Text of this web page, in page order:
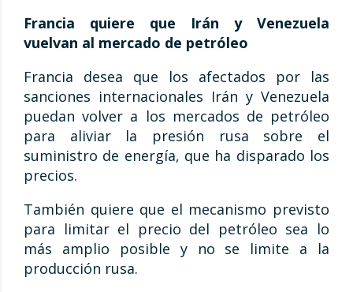
Francia quiere que Irán y Venezuela
vuelvan al mercado de petróleo
Francia desea que los afectados por las
sanciones internacionales Irán y Venezuela
puedan volver a los mercados de petróleo
para aliviar la presión rusa sobre el
suministro de energía, que ha disparado los
precios.
También quiere que el mecanismo previsto
para limitar el precio del petróleo sea lo
más amplio posible y no se limite a la
producción rusa.